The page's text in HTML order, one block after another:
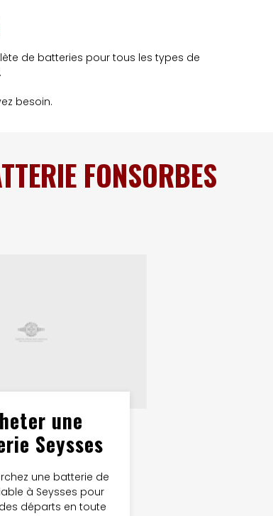
de batteries pour tous les types de
besoin.
FONSORBES
une
Seysses
une batterie de
à Seysses pour
départs en toute